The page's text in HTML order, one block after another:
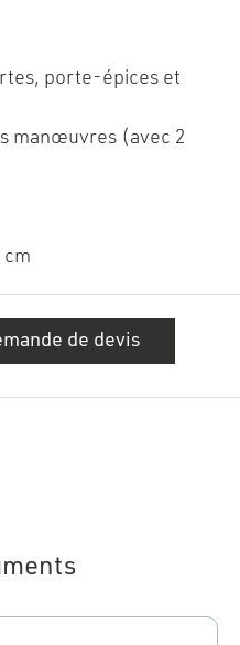
porte-épices et
manœuvres (avec 2
cm
de devis